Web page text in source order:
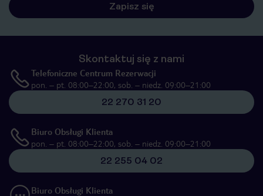
Zapisz się
Skontaktuj się z nami
Telefoniczne Centrum Rezerwacji
pon. – pt. 08:00–22:00, sob. – niedz. 09:00–21:00
22 270 31 20
Biuro Obsługi Klienta
pon. – pt. 08:00–22:00, sob. – niedz. 09:00–21:00
22 255 04 02
Biuro Obsługi Klienta